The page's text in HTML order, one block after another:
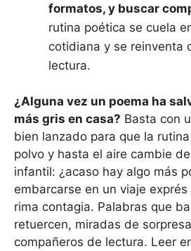
formatos, y buscar
rutina poética se cuela
cotidiana y se reinventa
lectura.
¿Alguna vez un poema ha
más gris en casa? Basta con
bien lanzado para que la
polvo y hasta el aire cambie
infantil: ¿acaso hay algo más
embarcarse en un viaje
rima contagia. Palabras que
retuercen, miradas de
compañeros de lectura. Leer